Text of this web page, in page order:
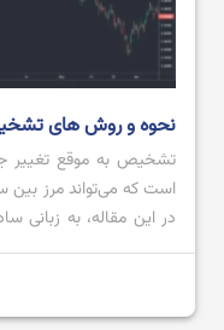
نحوه و روش های
تشخیص به ‌موقع تغییر
است که می‌تواند مرز بین
در این مقاله، به زبانی
دقیق این موضوع خواهیم